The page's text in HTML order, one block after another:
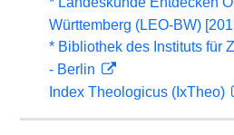
Württemberg (LEO-BW)
* Bibliothek des Instituts für
- Berlin
Index Theologicus (IxTheo)